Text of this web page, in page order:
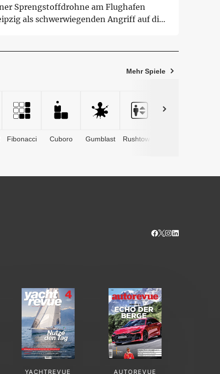
Sprengstoffdrohne am Flughafen
als schwerwiegenden Angriff auf die
Mehr Spiele
Fibonacci Cuboro Gumblast Rushtower
YACHTREVUE AUTOREVUE